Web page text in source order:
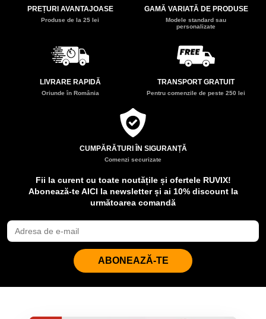
PREȚURI AVANTAJOASE
Produse de la 25 lei
GAMĂ VARIATĂ DE PRODUSE
Modele standard sau
personalizate
LIVRARE RAPIDĂ
Oriunde în România
TRANSPORT GRATUIT
Pentru comenzile de peste 250 lei
CUMPĂRĂTURI ÎN SIGURANȚĂ
Comenzi securizate
Fii la curent cu toate noutățile și ofertele RUVIX!
Abonează-te AICI la newsletter și ai 10% discount la
următoarea comandă
ABONEAZĂ-TE